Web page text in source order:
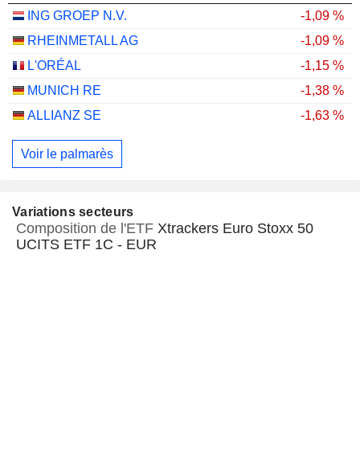
ING GROEP N.V.
-1,09 %
RHEINMETALL AG
-1,09 %
L'ORÉAL
-1,15 %
MUNICH RE
-1,38 %
ALLIANZ SE
-1,63 %
Voir le palmarès
Variations secteurs
Composition de l'ETF Xtrackers Euro Stoxx 50
UCITS ETF 1C - EUR